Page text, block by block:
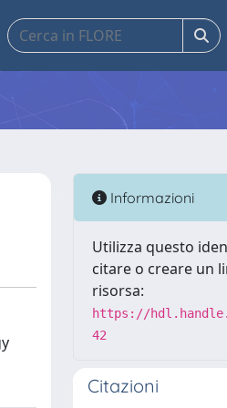
Informazioni
Utilizza questo
citare o creare un
risorsa:
https://
42
Citazioni